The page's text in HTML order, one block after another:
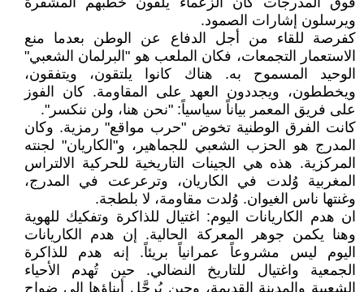
ويرسلون إشارات الصمود.
كفرصة للقاء من أجل الدفاع عن الوطن بعدما منع
الاستعمار التجمعات، فكان الملعب هو "البرلمان الشعبي"
الوحيد المسموح به. هناك كانوا يلتقون، ويتفقون،
ويخططون، ويجددون العهد على المقاومة. كان الفوز
على فريق المعمر بياناً سياسياً: "نحن هنا، ولن ننكسر".
كانت الفرق الوطنية تخوض "حرب مواقع" رمزية. وكان
المدرج هو الحزب الشعبي للجماهير، و"الكاريان" لجنته
المركزية. هذه هي الجينات التاريخية للحركية الالتراس
المغربية وُلدت في الكاريان، وترعرعت في المدرج،
وغنتها ناس الغيوان. وُلدت مقاومة، لا بلطجة.
ان هدم الكاريانات اليوم: اغتيال للذاكرة وتفكيك للهوية
وهنا يكمن جوهر المعركة الحالية. إن هدم الكاريانات
اليوم ليس مشروعاً عمرانياً بريئاً. إنه هدم للذاكرة
الجمعية واغتيال للتاريخ النضالي. حين تُهدم الأحياء
الشعبية والمدينة القديمة، وحين يُرحَّل أبناؤها إلى ضواحٍ